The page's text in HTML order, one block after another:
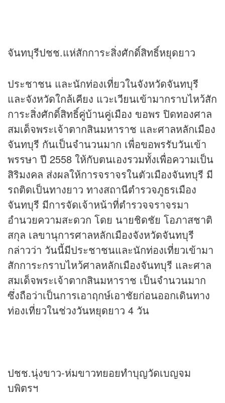
จันทบุรีปชช.แห่สักการะสิ่งศักดิ์สิทธิ์หยุดยาว
ประชาชน และนักท่องเที่ยวในจังหวัดจันทบุรี
และจังหวัดใกล้เคียง แวะเวียนเข้ามากราบไหว้สัก
การะสิ่งศักดิ์สิทธิ์คู่บ้านคู่เมือง ขอพร ปิดทองศาล
สมเด็จพระเจ้าตากสินมหาราช และศาลหลักเมือง
จันทบุรี กันเป็นจำนวนมาก เพื่อขอพรรับวันเข้า
พรรษา ปี 2558 ให้กับตนเองรวมทั้งเพื่อความเป็น
สิริมงคล ส่งผลให้การจราจรในตัวเมืองจันทบุรี มี
รถติดเป็นทางยาว ทางสถานีตำรวจภูธรเมือง
จันทบุรี มีการจัดเจ้าหน้าที่ตำรวจจราจรมา
อำนวยความสะดวก โดย นายชิดชัย โอภาสชาติ
สกุล เลขานุการศาลหลักเมืองจังหวัดจันทบุรี
กล่าวว่า วันนี้มีประชาชนและนักท่องเที่ยวเข้ามา
สักการะกราบไหว้ศาลหลักเมืองจันทบุรี และศาล
สมเด็จพระเจ้าตากสินมหาราช เป็นจำนวนมาก
ซึ่งถือว่าเป็นการเอาฤกษ์เอาชัยก่อนออกเดินทาง
ท่องเที่ยวในช่วงวันหยุดยาว 4 วัน
ปชช.นุ่งขาว-ห่มขาวทยอยทำบุญวัดเบญจม
บพิตรฯ